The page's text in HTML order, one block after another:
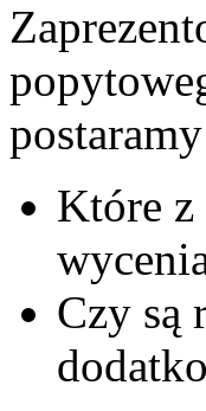
Które z
Czy są